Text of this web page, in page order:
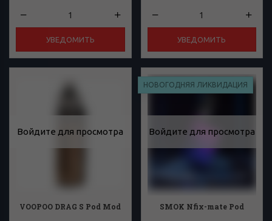
УВЕДОМИТЬ УВЕДОМИТЬ
Войдите для просмотра
VOOPOO DRAG S Pod Mod
НОВОГОДНЯЯ ЛИКВИДАЦИЯ
Войдите для просмотра
SMOK Nfix-mate Pod